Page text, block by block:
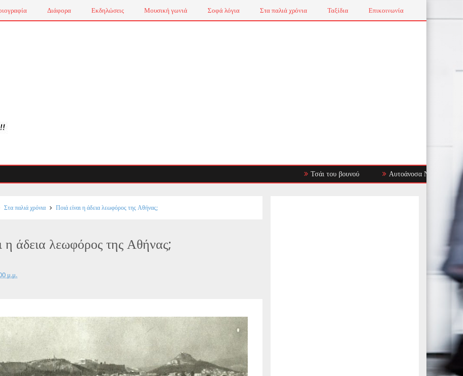
Διάφορα Εκδηλώσεις Μουσική γωνιά Σοφά λόγια Στα παλιά χρόνια Ταξίδια Επικοινωνία
Τσάι του βουνού Αυτοάνοσα Νοσήματα: Όταν το
Στα παλιά χρόνια Ποιά είναι η άδεια λεωφόρος της Αθήνας;
η άδεια λεωφόρος της Αθήνας;
μ.μ.